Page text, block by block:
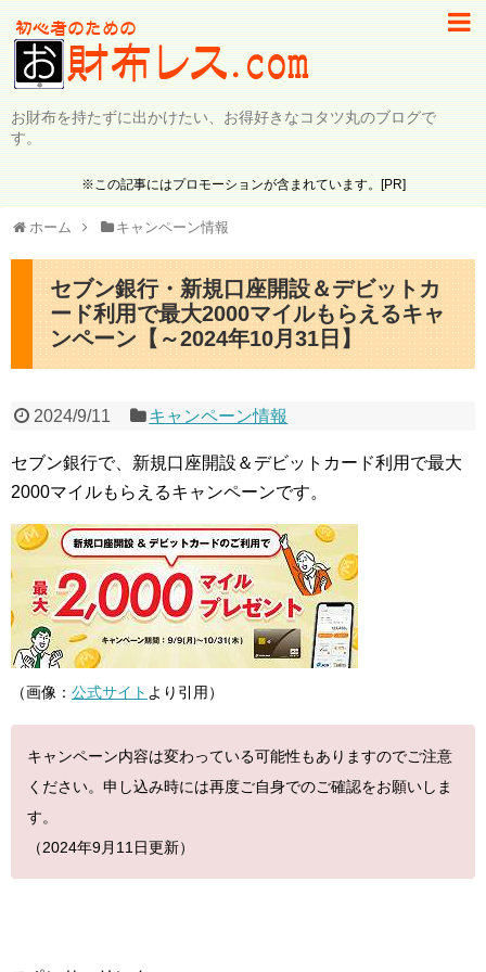
お財布を持たずに出かけたい、お得好きなコタツ丸のブログで
す。
※この記事にはプロモーションが含まれています。[PR]
ホーム キャンペーン情報
セブン銀行・新規口座開設＆デビットカ
ード利用で最大2000マイルもらえるキャ
ンペーン【～2024年10月31日】
2024/9/11 キャンペーン情報
セブン銀行で、新規口座開設＆デビットカード利用で最大
2000マイルもらえるキャンペーンです。
（画像： 公式サイト より引用）
キャンペーン内容は変わっている可能性もありますのでご注意
ください。申し込み時には再度ご自身でのご確認をお願いしま
す。
（2024年9月11日更新）